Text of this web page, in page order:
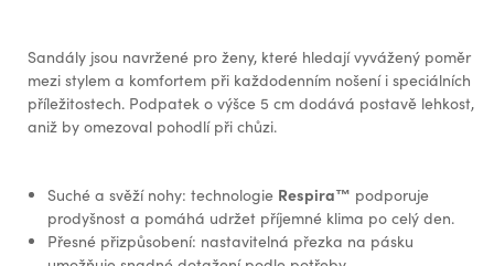
Sandály jsou navržené pro ženy, které hledají vyvážený poměr
mezi stylem a komfortem při každodenním nošení i speciálních
příležitostech. Podpatek o výšce 5 cm dodává postavě lehkost,
aniž by omezoval pohodlí při chůzi.
Suché a svěží nohy: technologie Respira™ podporuje
prodyšnost a pomáhá udržet příjemné klima po celý den.
Přesné přizpůsobení: nastavitelná přezka na pásku